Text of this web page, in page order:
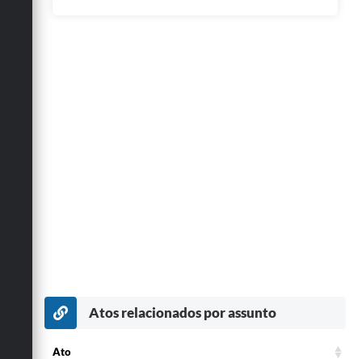
Atos relacionados por assunto
Ato